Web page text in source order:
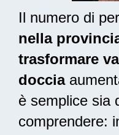
Il numero di
nella
trasformare
doccia
è semplice sia
comprendere: